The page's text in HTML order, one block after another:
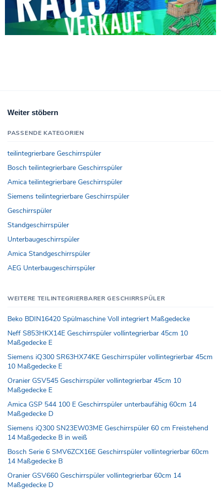
Weiter stöbern
PASSENDE KATEGORIEN
teilintegrierbare Geschirrspüler
Bosch teilintegrierbare Geschirrspüler
Amica teilintegrierbare Geschirrspüler
Siemens teilintegrierbare Geschirrspüler
Geschirrspüler
Standgeschirrspüler
Unterbaugeschirrspüler
Amica Standgeschirrspüler
AEG Unterbaugeschirrspüler
WEITERE TEILINTEGRIERBARER GESCHIRRSPÜLER
Beko BDIN16420 Spülmaschine Voll integriert Maßgedecke
Neff S853HKX14E Geschirrspüler vollintegrierbar 45cm 10
Maßgedecke E
Siemens iQ300 SR63HX74KE Geschirrspüler vollintegrierbar 45cm
10 Maßgedecke E
Oranier GSV545 Geschirrspüler vollintegrierbar 45cm 10
Maßgedecke E
Amica GSP 544 100 E Geschirrspüler unterbaufähig 60cm 14
Maßgedecke D
Siemens iQ300 SN23EW03ME Geschirrspüler 60 cm Freistehend
14 Maßgedecke B in weiß
Bosch Serie 6 SMV6ZCX16E Geschirrspüler vollintegrierbar 60cm
14 Maßgedecke B
Oranier GSV660 Geschirrspüler vollintegrierbar 60cm 14
Maßgedecke D